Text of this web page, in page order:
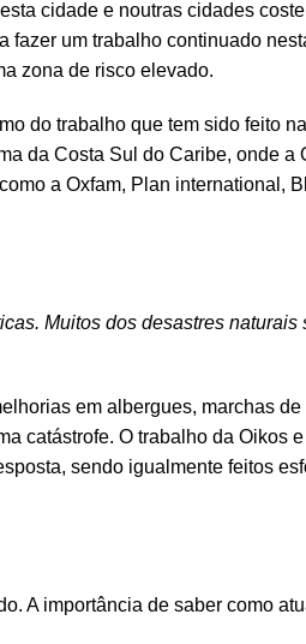
cidade e noutras cidades
um trabalho continuado
zona de risco elevado.
do trabalho que tem sido feito
da Costa Sul do Caribe, onde a
a Oxfam, Plan international,
Muitos dos desastres
em albergues, marchas
catástrofe. O trabalho da Oikos
sendo igualmente feitos
A importância de saber como